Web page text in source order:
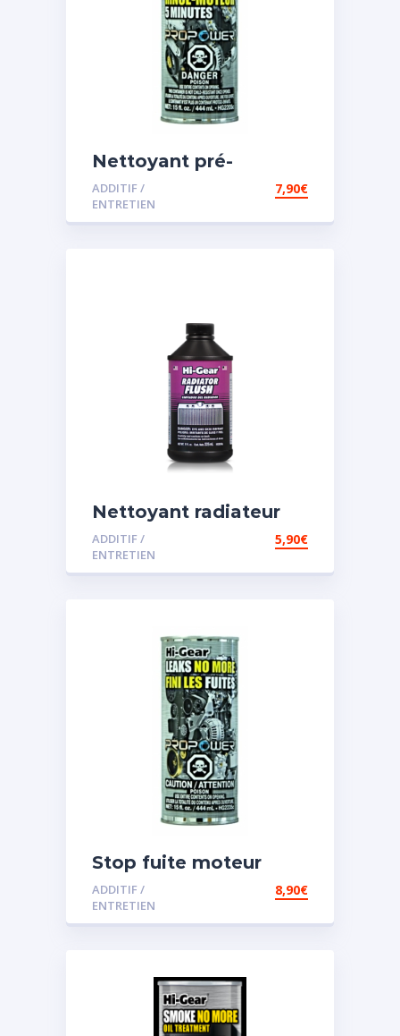
Nettoyant pré-
vidange
ADDITIF /
ENTRETIEN
7,90€
Nettoyant radiateur
ADDITIF /
ENTRETIEN
5,90€
Stop fuite moteur
ADDITIF /
ENTRETIEN
8,90€